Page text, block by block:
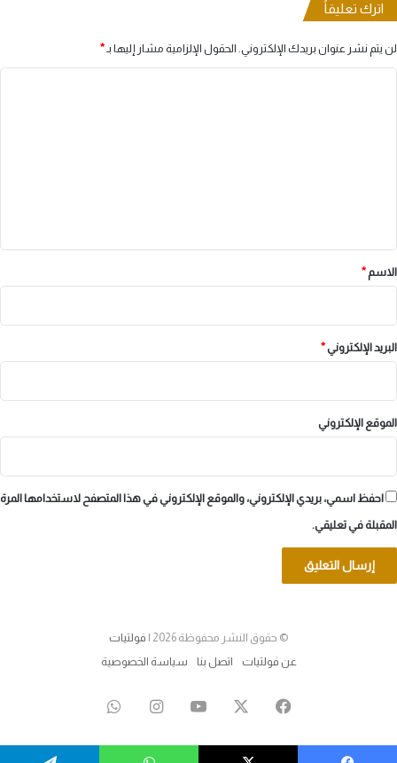
اترك تعليقاً
لن يتم نشر عنوان بريدك الإلكتروني. الحقول الإلزامية مشار إليها بـ*
*
الاسم *
البريد الإلكتروني*
الموقع الإلكتروني
احفظ اسمي، بريدي الإلكتروني، والموقع الإلكتروني في هذا المتصفح لاستخدامها المرة
المقبلة في تعليقي.
© حقوق النشر محفوظة 2026 |
فولتيات
عن فولتيات
اتصل بنا سياسة الخصوصية
فيسبوك ‫YouTubeانستقرامواتساب